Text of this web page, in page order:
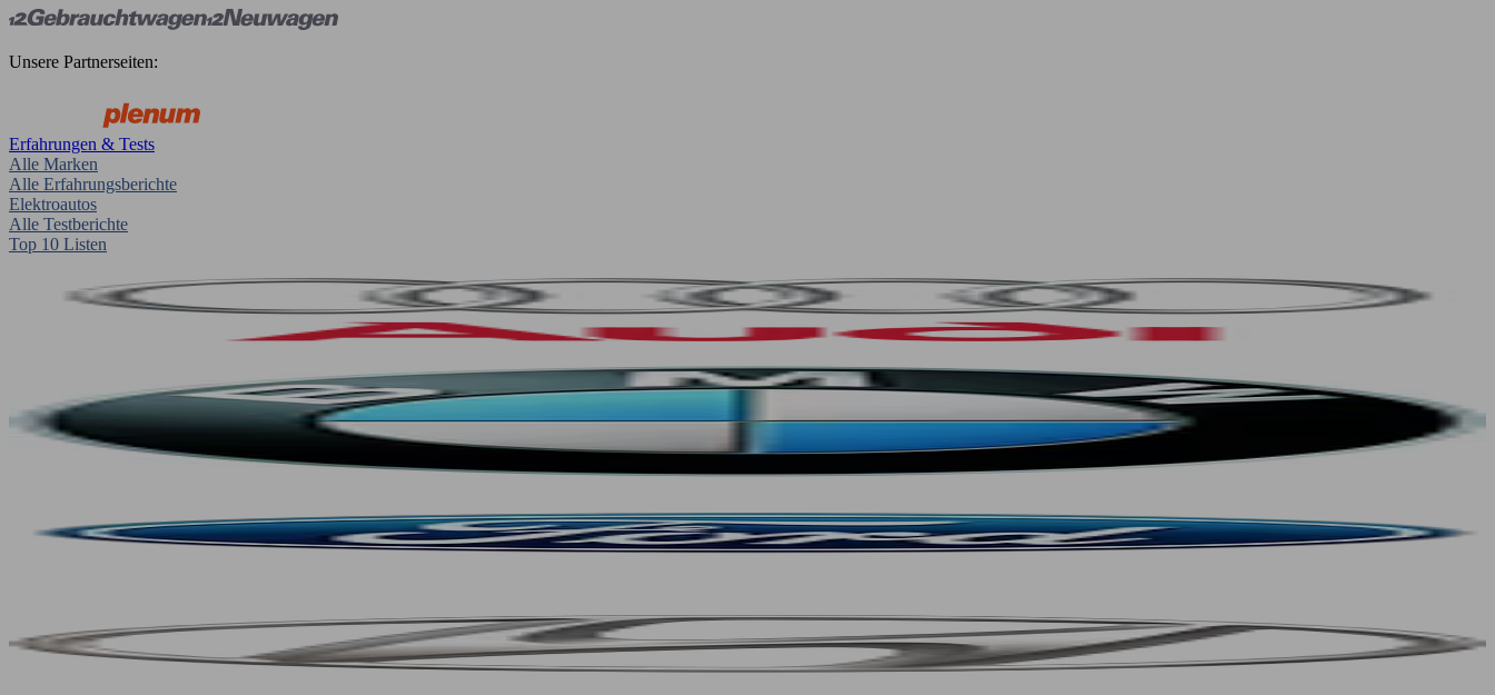
Unsere Partnerseiten:
Erfahrungen & Tests
Alle Marken
Alle Erfahrungsberichte
Elektroautos
Alle Testberichte
Top 10 Listen